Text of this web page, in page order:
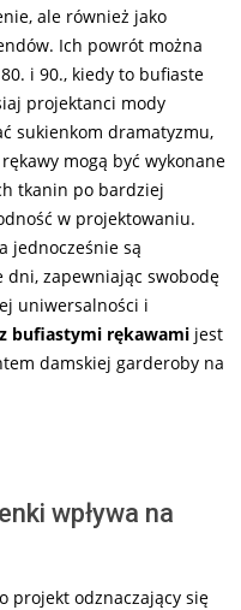
ale również jako
Ich powrót można
i 90., kiedy to bufiaste
projektanci mody
sukienkom dramatyzmu,
mogą być wykonane
tkanin po bardziej
w projektowaniu.
jednocześnie są
dni, zapewniając swobodę
uniwersalności i
bufiastymi rękawami jest
damskiej garderoby na
wpływa na
projekt odznaczający się